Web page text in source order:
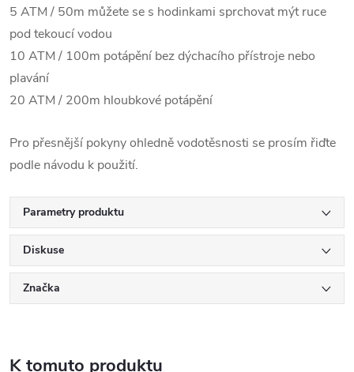
5 ATM / 50m můžete se s hodinkami sprchovat mýt ruce
pod tekoucí vodou
10 ATM / 100m potápění bez dýchacího přístroje nebo
plavání
20 ATM / 200m hloubkové potápění
Pro přesnější pokyny ohledně vodotěsnosti se prosím řiďte
podle návodu k použití.
Parametry produktu
Diskuse
Značka
K tomuto produktu